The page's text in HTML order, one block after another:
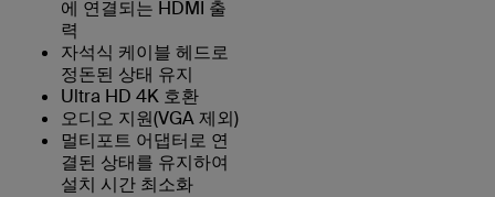
에 연결되는 HDMI 출
력
자석식 케이블 헤드로
정돈된 상태 유지
Ultra HD 4K 호환
오디오 지원(VGA 제외)
멀티포트 어댑터로 연
결된 상태를 유지하여
설치 시간 최소화